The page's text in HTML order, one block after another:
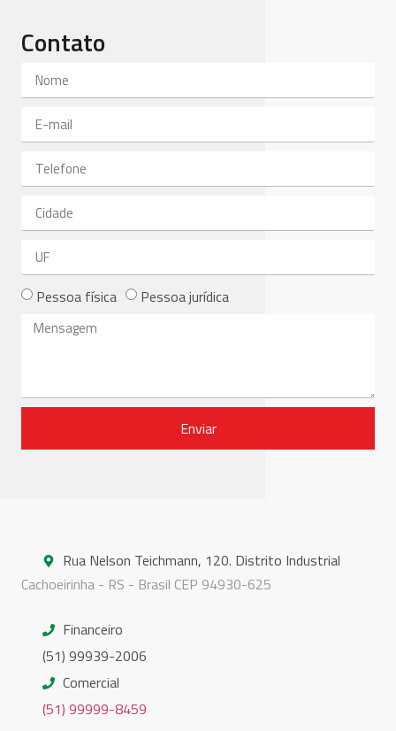
Contato
Pessoa física Pessoa jurídica
Enviar
Rua Nelson Teichmann, 120. Distrito Industrial
Cachoeirinha - RS - Brasil CEP 94930-625
Financeiro
(51) 99939-2006
Comercial
(51) 99999-8459